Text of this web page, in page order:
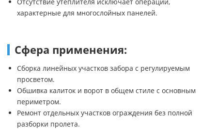
характерные для многослойных панелей.
Сфера применения:
Сборка линейных участков забора с регулируемым
просветом.
Обшивка калиток и ворот в общем стиле с основным
периметром.
Ремонт отдельных участков ограждения без полной
разборки пролета.